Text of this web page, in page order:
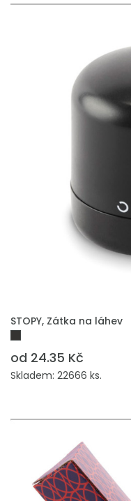
PŘIDAT DO POPTÁVKY
STOPY, Zátka na láhev
od 24.35 Kč
Skladem: 22666 ks.